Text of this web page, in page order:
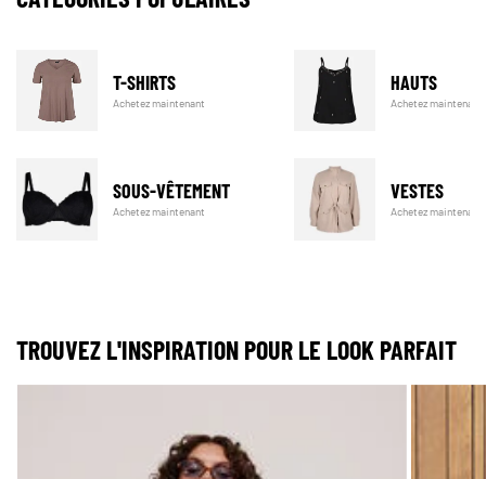
T-SHIRTS
Achetez maintenant
HAUTS
Achetez maintenant
SOUS-VÊTEMENT
Achetez maintenant
VESTES
Achetez maintenant
TROUVEZ L'INSPIRATION POUR LE LOOK PARFAIT